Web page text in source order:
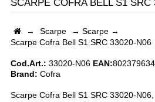
SCARPE COFRA BELL S1 SRC
→ Scarpe → Scarpe→
Scarpe Cofra Bell S1 SRC 33020-N06
Cod.Art.: 33020-N06 EAN:
Brand: Cofra
Scarpe Cofra Bell S1 SRC 33020-